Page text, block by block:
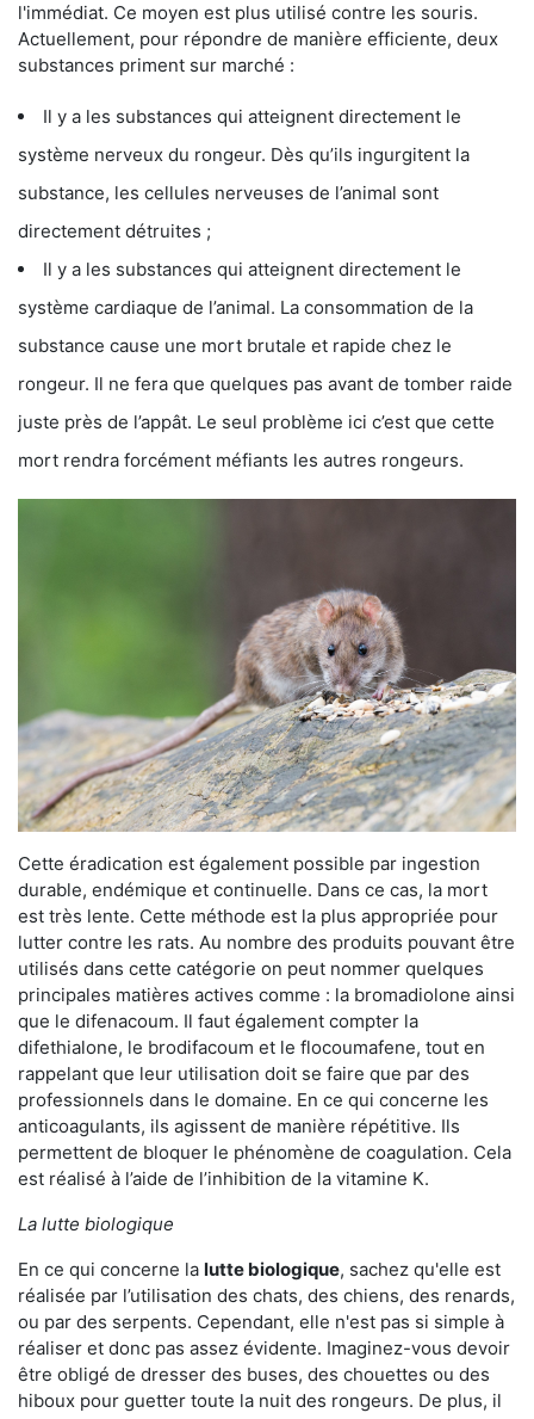
l'immédiat. Ce moyen est plus utilisé contre les souris.
Actuellement, pour répondre de manière efficiente, deux
substances priment sur marché :
Il y a les substances qui atteignent directement le
système nerveux du rongeur. Dès qu’ils ingurgitent la
substance, les cellules nerveuses de l’animal sont
directement détruites ;
Il y a les substances qui atteignent directement le
système cardiaque de l’animal. La consommation de la
substance cause une mort brutale et rapide chez le
rongeur. Il ne fera que quelques pas avant de tomber raide
juste près de l’appât. Le seul problème ici c’est que cette
mort rendra forcément méfiants les autres rongeurs.
Cette éradication est également possible par ingestion
durable, endémique et continuelle. Dans ce cas, la mort
est très lente. Cette méthode est la plus appropriée pour
lutter contre les rats. Au nombre des produits pouvant être
utilisés dans cette catégorie on peut nommer quelques
principales matières actives comme : la bromadiolone ainsi
que le difenacoum. Il faut également compter la
difethialone, le brodifacoum et le flocoumafene, tout en
rappelant que leur utilisation doit se faire que par des
professionnels dans le domaine. En ce qui concerne les
anticoagulants, ils agissent de manière répétitive. Ils
permettent de bloquer le phénomène de coagulation. Cela
est réalisé à l’aide de l’inhibition de la vitamine K.
La lutte biologique
En ce qui concerne la lutte biologique, sachez qu'elle est
réalisée par l’utilisation des chats, des chiens, des renards,
ou par des serpents. Cependant, elle n'est pas si simple à
réaliser et donc pas assez évidente. Imaginez-vous devoir
être obligé de dresser des buses, des chouettes ou des
hiboux pour guetter toute la nuit des rongeurs. De plus, il